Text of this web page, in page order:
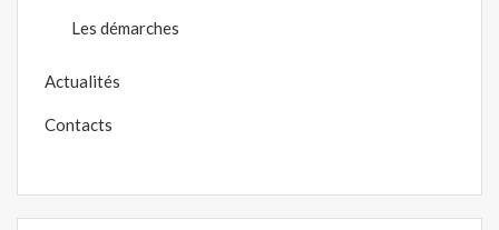
Les démarches
Actualités
Contacts